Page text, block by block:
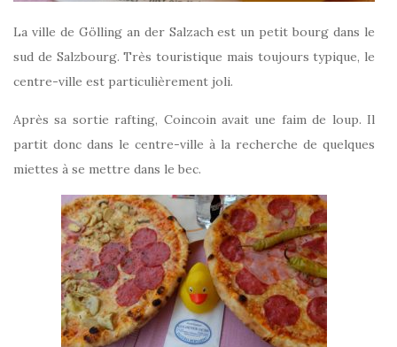
La ville de Gölling an der Salzach est un petit bourg dans le
sud de Salzbourg. Très touristique mais toujours typique, le
centre-ville est particulièrement joli.
Après sa sortie rafting, Coincoin avait une faim de loup. Il
partit donc dans le centre-ville à la recherche de quelques
miettes à se mettre dans le bec.